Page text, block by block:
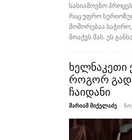
სასიამოვნო
რაც უფრო
მოშორებაა
მოაქვს მას. ეს
ხელნაკეთი
როგორ
ჩაიდანი
მარიამ მიქელაძე -